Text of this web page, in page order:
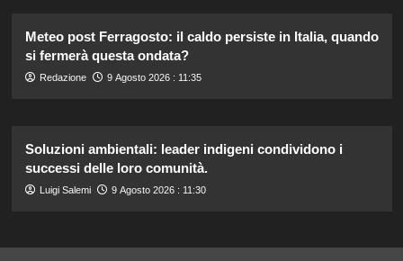
Meteo post Ferragosto: il caldo persiste in Italia, quando
si fermerà questa ondata?
Redazione 9 Agosto 2026 : 11:35
Soluzioni ambientali: leader indigeni condividono i
successi delle loro comunità.
Luigi Salemi 9 Agosto 2026 : 11:30